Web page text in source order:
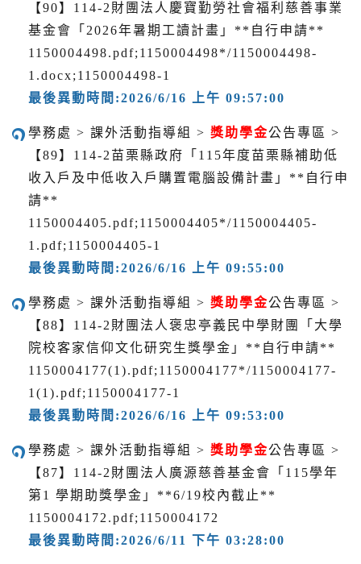
【90】114-2財團法人慶寶勤勞社會福利慈善事業
基金會「2026年暑期工讀計畫」**自行申請**
1150004498.pdf;1150004498*/1150004498-
1.docx;1150004498-1
最後異動時間:2026/6/16 上午 09:57:00
學務處 > 課外活動指導組 > 獎助學金公告專區 >
【89】114-2苗栗縣政府「115年度苗栗縣補助低
收入戶及中低收入戶購置電腦設備計畫」**自行申
請**
1150004405.pdf;1150004405*/1150004405-
1.pdf;1150004405-1
最後異動時間:2026/6/16 上午 09:55:00
學務處 > 課外活動指導組 > 獎助學金公告專區 >
【88】114-2財團法人褒忠亭義民中學財團「大學
院校客家信仰文化研究生獎學金」**自行申請**
1150004177(1).pdf;1150004177*/1150004177-
1(1).pdf;1150004177-1
最後異動時間:2026/6/16 上午 09:53:00
學務處 > 課外活動指導組 > 獎助學金公告專區 >
【87】114-2財團法人廣源慈善基金會「115學年
第1 學期助獎學金」**6/19校內截止**
1150004172.pdf;1150004172
最後異動時間:2026/6/11 下午 03:28:00